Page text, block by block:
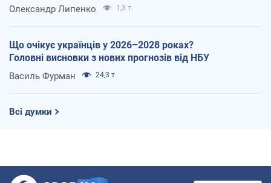
Олександр Липенко 1,3 т.
Що очікує українців у 2026–2028 роках?
Головні висновки з нових прогнозів від НБУ
Василь Фурман 24,3 т.
Всі думки